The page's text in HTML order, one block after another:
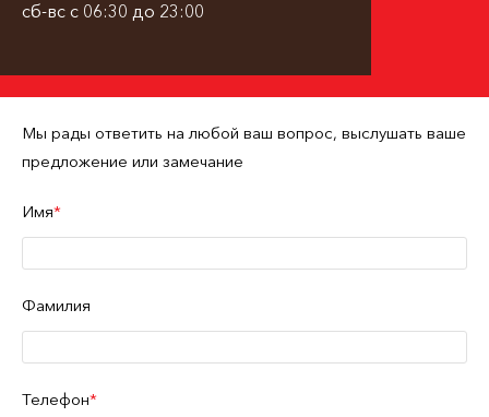
сб-вс с 06:30 до 23:00
Мы рады ответить на любой ваш вопрос, выслушать ваше
предложение или замечание
Имя
Фамилия
Телефон